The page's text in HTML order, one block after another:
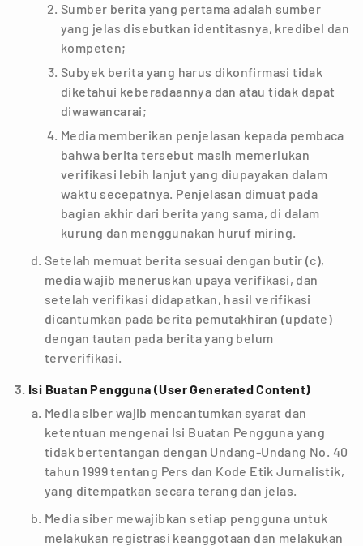
Sumber berita yang pertama adalah sumber
yang jelas disebutkan identitasnya, kredibel dan
kompeten;
Subyek berita yang harus dikonfirmasi tidak
diketahui keberadaannya dan atau tidak dapat
diwawancarai;
Media memberikan penjelasan kepada pembaca
bahwa berita tersebut masih memerlukan
verifikasi lebih lanjut yang diupayakan dalam
waktu secepatnya. Penjelasan dimuat pada
bagian akhir dari berita yang sama, di dalam
kurung dan menggunakan huruf miring.
Setelah memuat berita sesuai dengan butir (c),
media wajib meneruskan upaya verifikasi, dan
setelah verifikasi didapatkan, hasil verifikasi
dicantumkan pada berita pemutakhiran (update)
dengan tautan pada berita yang belum
terverifikasi.
Isi Buatan Pengguna (User Generated Content)
Media siber wajib mencantumkan syarat dan
ketentuan mengenai Isi Buatan Pengguna yang
tidak bertentangan dengan Undang-Undang No. 40
tahun 1999 tentang Pers dan Kode Etik Jurnalistik,
yang ditempatkan secara terang dan jelas.
Media siber mewajibkan setiap pengguna untuk
melakukan registrasi keanggotaan dan melakukan